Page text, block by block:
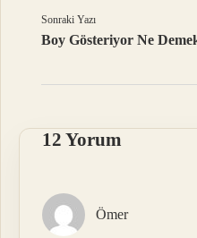
Sonraki Yazı
Boy Gösteriyor Ne
12 Yorum
Ömer